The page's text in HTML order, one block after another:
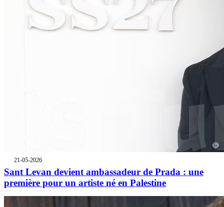
21-05-2026
Sant Levan devient ambassadeur de Prada : une
première pour un artiste né en Palestine